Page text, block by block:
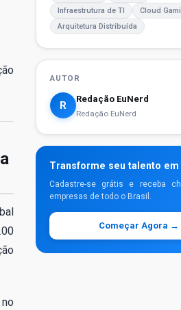
Infraestrutura de TI
Cloud
Arquitetura Distribuída
AUTOR
R
Redação EuNerd
Redação EuNerd
Transforme seu talento em
Cadastre-se grátis e receba
empresas de todo o Brasil.
Começar Agora →